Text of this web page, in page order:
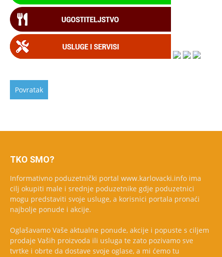
TKO SMO?
Informativno poduzetnički portal www.karlovacki.info ima
cilj okupiti male i srednje poduzetnike gdje poduzetnici
mogu predstaviti svoje usluge, a korisnici portala pronaći
najbolje ponude i akcije.
Oglašavamo Vaše aktualne ponude, akcije i popuste s ciljem
prodaje Vaših proizvoda ili usluga te zato pozivamo sve
tvrtke i obrte da dostave svoje oglase, a mi ćemo tu